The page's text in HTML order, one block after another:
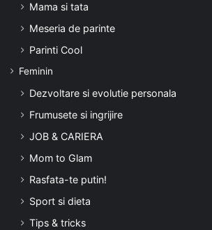
Mama si tata
Meseria de parinte
Parinti Cool
Feminin
Dezvoltare si evolutie personala
Frumusete si ingrijire
JOB & CARIERA
Mom to Glam
Rasfata-te putin!
Sport si dieta
Tips & tricks